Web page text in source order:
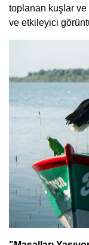
toplanan kuşlar ve
ve etkileyici